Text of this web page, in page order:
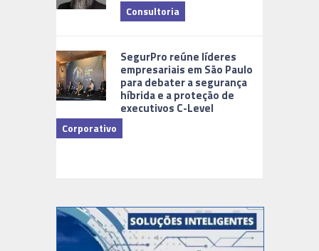
Consultoria
SegurPro reúne líderes
empresariais em São Paulo
para debater a segurança
híbrida e a proteção de
executivos C-Level
Corporativo